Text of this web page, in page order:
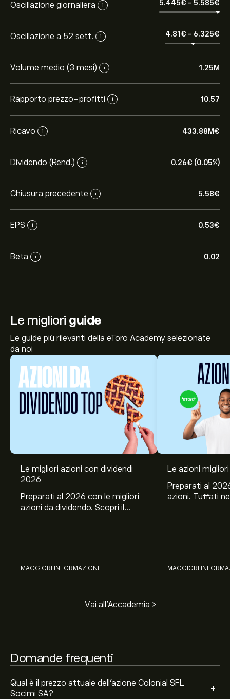
Oscillazione giornaliera i 5.445‎€‎ - 5.585‎€‎
Oscillazione a 52 sett. i 4.81‎€‎ - 6.325‎€‎
Volume medio (3 mesi) i 1.25M
Rapporto prezzo-profitti i 10.57
Ricavo i 433.88M‎€‎
Dividendo (Rend.) i 0.26‎€‎ (0.05%)
Chiusura precedente i 5.58‎€‎
EPS i 0.53‎€‎
Beta i 0.02
Le migliori guide
Le guide più rilevanti della eToro Academy selezionate
da noi
Le migliori azioni con dividendi
2026
Preparati al 2026 con le migliori
azioni da dividendo. Scopri il
MAGGIORI INFORMAZIONI
Le azioni
Preparati al
azioni. Tuffati
MAGGIORI
Vai all'Accademia >
Domande frequenti
Qual è il prezzo attuale dell'azione Colonial SFL
Socimi SA?
+
Il prezzo attuale delle azioni COL.MC è di 5.580‎€‎.
finanziari e crescita prevista. Consulta le previsioni
recenti per i futuri movimenti dei prezzi.